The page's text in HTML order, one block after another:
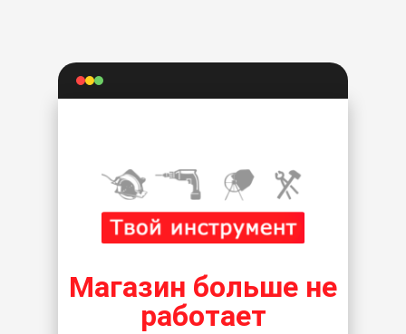
Магазин больше не
работает